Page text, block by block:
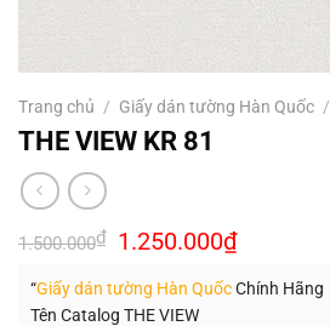
Trang chủ / Giấy dán tường Hàn Quốc /
THE VIEW KR 81
1.500.000₫ Giá
gốc
1.500.000₫.
1.250.000₫Giá
hiện
là:
“Giấy dán tường Hàn QuốcChính Hãng
Tên Catalog THE VIEW